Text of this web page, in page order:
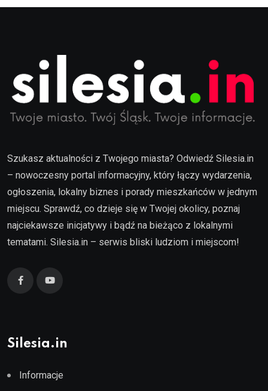
Szukasz aktualności z Twojego miasta? Odwiedź Silesia.in
– nowoczesny portal informacyjny, który łączy wydarzenia,
ogłoszenia, lokalny biznes i porady mieszkańców w jednym
miejscu. Sprawdź, co dzieje się w Twojej okolicy, poznaj
najciekawsze inicjatywy i bądź na bieżąco z lokalnymi
tematami. Silesia.in – serwis bliski ludziom i miejscom!
Silesia.in
Informacje